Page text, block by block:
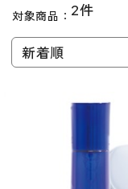
対象商品： 2件
新着順